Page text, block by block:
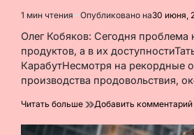
Расчётное
время
1 мин чтения Опубликовано на30 июня,
Олег Кобяков: Сегодня проблема
продуктов, а в их
КарабутНесмотря на рекордные
производства продовольствия,
Читать больше Добавить комментарийк